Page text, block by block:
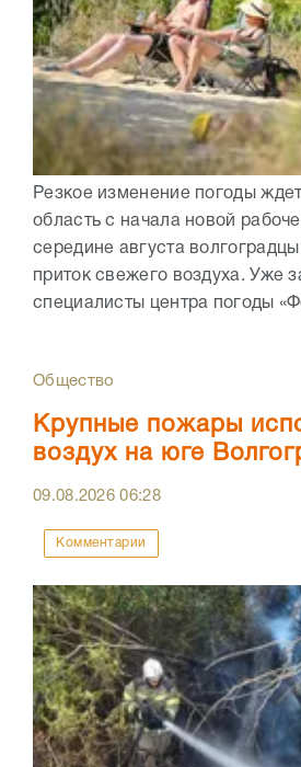
Резкое изменение погоды
область с начала новой
середине августа
приток свежего воздуха. Уже
специалисты центра погоды
Общество
Крупные пожары
воздух на юге
09.08.202606:28
Комментарии